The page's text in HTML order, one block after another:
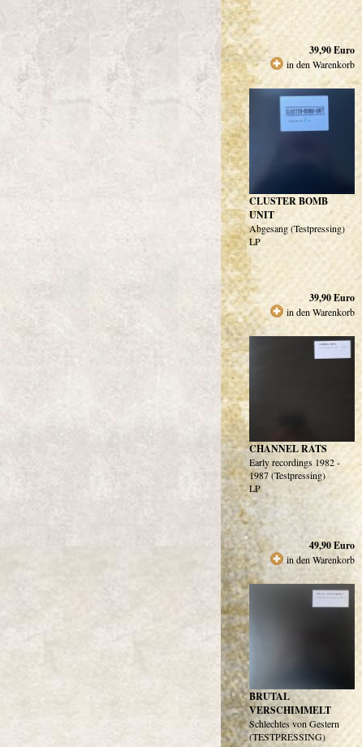
39,90Euro
in den Warenkorb
CLUSTER BOMB
UNIT
Abgesang (Testpressing)
LP
39,90Euro
in den Warenkorb
CHANNEL RATS
Early recordings 1982 -
1987 (Testpressing)
LP
49,90Euro
in den Warenkorb
BRUTAL
VERSCHIMMELT
Schlechtes von Gestern
(TESTPRESSING)